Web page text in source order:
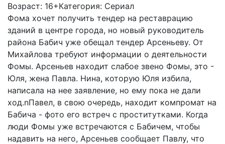
Возраст: 16+Категория: Сериал
Фома хочет получить тендер на реставрацию
зданий в центре города, но новый руководитель
района Бабич уже обещал тендер Арсеньеву. От
Михайлова требуют информации о деятельности
Фомы. Арсеньев находит слабое звено Фомы, это -
Юля, жена Павла. Нина, которую Юля избила,
написала на нее заявление, но ему пока не дали
ход.nПавел, в свою очередь, находит компромат на
Бабича - фото его встреч с проститутками. Когда
люди Фомы уже встречаются с Бабичем, чтобы
надавить на него, Арсеньев сообщает Павлу, что